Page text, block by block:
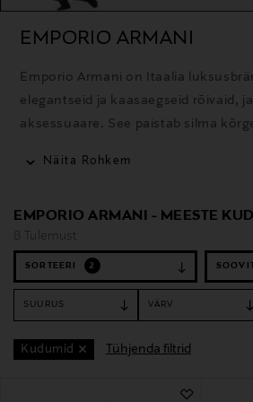
EMPORIO ARMANI
Emporio Armani on Itaalia
elegantseid ja kaasaegseid rõivaid,
aksessuaare. See paistab silma
Näita Rohkem
EMPORIO ARMANI - MEESTE
8 Tulemust
SORTEERI 2
SUURUS VÄRV
Kudumid Tühjenda filtrid